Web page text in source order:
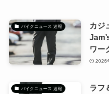
バイクニュース 速報
カジ
ワー
2026
バイクニュース 速報
ラフ